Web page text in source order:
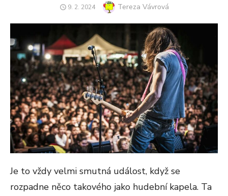
POSTED
9. 2. 2024 Author
Tereza Vávrová
Je to vždy velmi smutná událost, když se
rozpadne něco takového jako hudební kapela. Ta